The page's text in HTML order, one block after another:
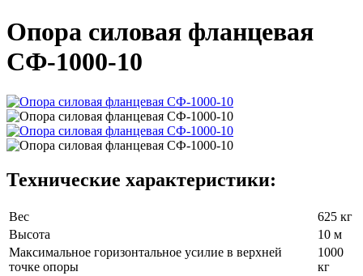
Опора силовая фланцевая
СФ-1000-10
Технические характеристики:
Вес
625 кг
Высота
10 м
Максимальное горизонтальное усилие в верхней
точке опоры
1000
кг